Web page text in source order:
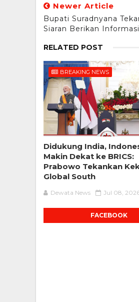
Newer Article
Bupati Suradnyana
Siaran Berikan
RELATED POST
BREAKING NEWS
Didukung India,
Makin Dekat ke BRICS:
Prabowo Tekankan
Global South
Dewata News Jul 08,
FACEBOOK